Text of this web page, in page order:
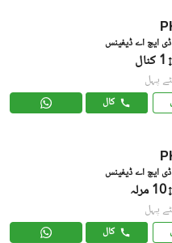
1 کنال
کال
10 مرلہ
کال